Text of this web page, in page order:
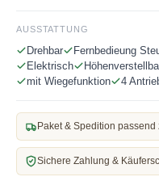
AUSSTATTUNG
Drehbar Fernbedieung
Elektrisch
mit Wiegefunktion
4
Paket & Spedition passend
Sichere Zahlung &